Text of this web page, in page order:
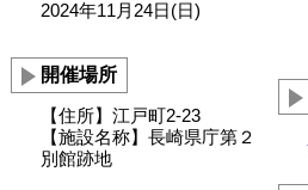
2024年11月24日(日)
開催場所
【住所】江戸町2-23
【施設名称】長崎県庁第２
別館跡地